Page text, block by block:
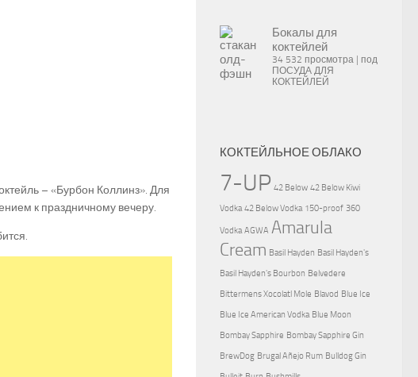
– «Бурбон Коллинз». Для
к праздничному вечеру.
Бокалы для
коктейлей
34 532 просмотра
под
ПОСУДА ДЛЯ
КОКТЕЙЛЕЙ
КОКТЕЙЛЬНОЕ ОБЛАКО
7-UP 42 Below 42 Below Kiwi
Vodka 42 Below Vodka 150-proof 360
Vodka AGWA Amarula
Cream Basil Hayden Basil Hayden's
Basil Hayden's Bourbon Belvedere
Bittermens Xocolatl Mole Blavod Blue Ice
Blue Ice American Vodka Blue Moon
Bombay Sapphire Bombay Sapphire Gin
BrewDog Brugal Añejo Rum Bulldog Gin